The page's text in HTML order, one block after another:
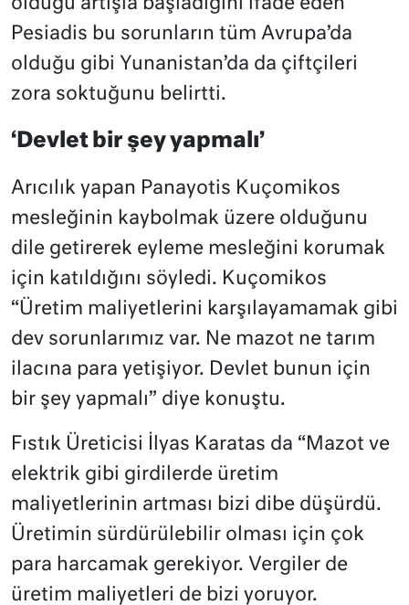
olduğu artışla başladığını ifade eden
Pesiadis bu sorunların tüm Avrupa’da
olduğu gibi Yunanistan’da da çiftçileri
zora soktuğunu belirtti.
‘Devlet bir şey yapmalı’
Arıcılık yapan Panayotis Kuçomikos
mesleğinin kaybolmak üzere olduğunu
dile getirerek eyleme mesleğini korumak
için katıldığını söyledi. Kuçomikos
“Üretim maliyetlerini karşılayamamak gibi
dev sorunlarımız var. Ne mazot ne tarım
ilacına para yetişiyor. Devlet bunun için
bir şey yapmalı” diye konuştu.
Fıstık Üreticisi İlyas Karatas da “Mazot ve
elektrik gibi girdilerde üretim
maliyetlerinin artması bizi dibe düşürdü.
Üretimin sürdürülebilir olması için çok
para harcamak gerekiyor. Vergiler de
üretim maliyetleri de bizi yoruyor.